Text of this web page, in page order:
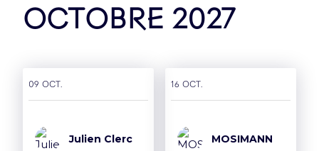
octobre 2027
09 oct.
Julien Clerc
16 oct.
MOSIMANN